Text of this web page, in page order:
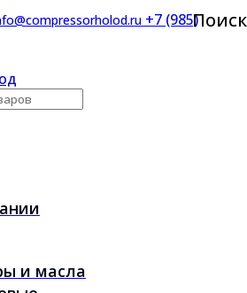
+7 (985)Поиск
и масла